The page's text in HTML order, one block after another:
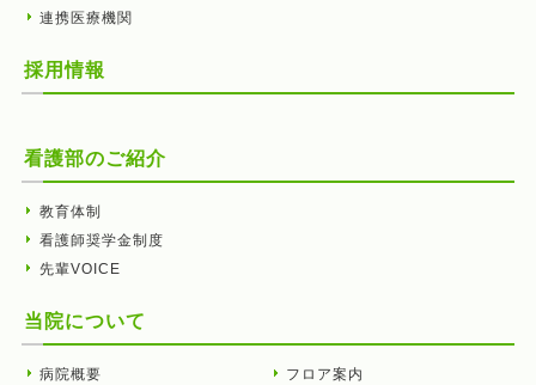
連携医療機関
採用情報
看護部のご紹介
教育体制
看護師奨学金制度
先輩VOICE
当院について
病院概要
フロア案内